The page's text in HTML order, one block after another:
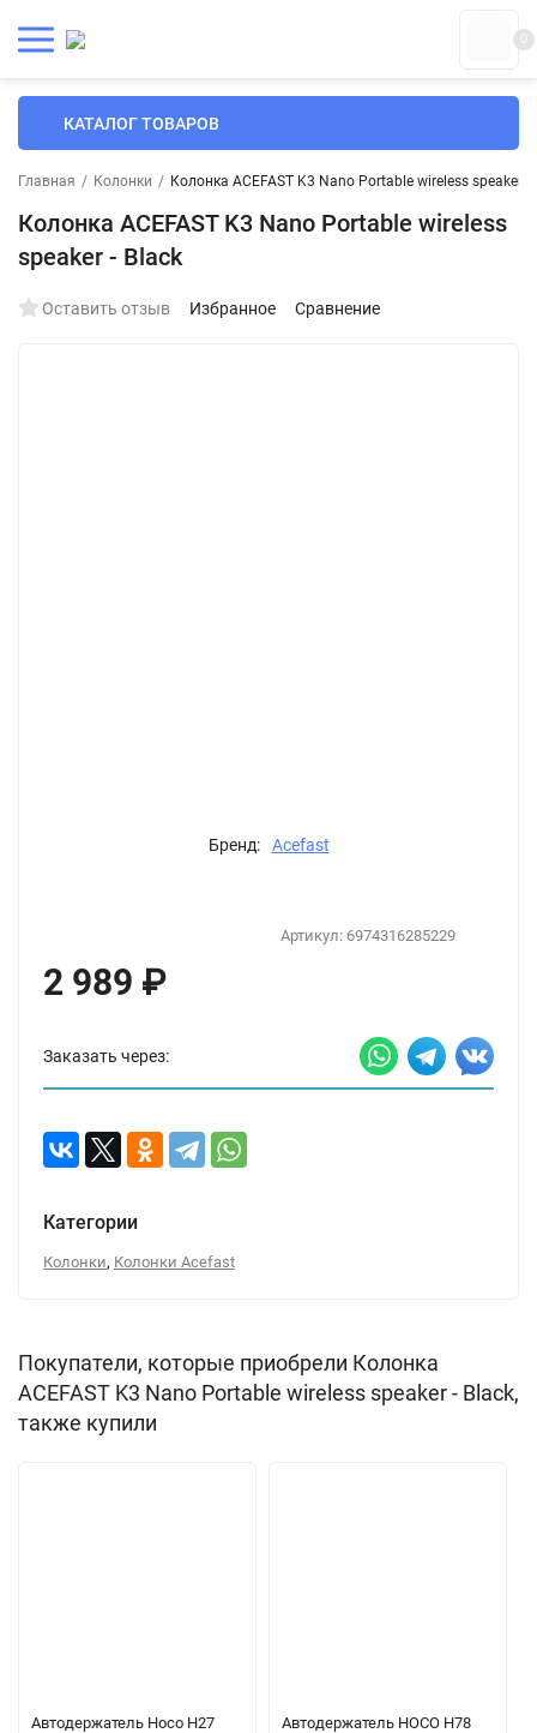
0
КАТАЛОГ ТОВАРОВ
Главная / Колонки / Колонка ACEFAST K3 Nano Portable wireless speaker -
Колонка ACEFAST K3 Nano Portable wireless
speaker - Black
Оставить отзыв Избранное Сравнение
Бренд: Acefast
Артикул: 6974316285229
2 989 ₽
Заказать через:
Категории
Колонки, Колонки Acefast
Покупатели, которые приобрели Колонка
ACEFAST K3 Nano Portable wireless speaker - Black,
также купили
Автодержатель Hoco H27
Автодержатель HOCO H78